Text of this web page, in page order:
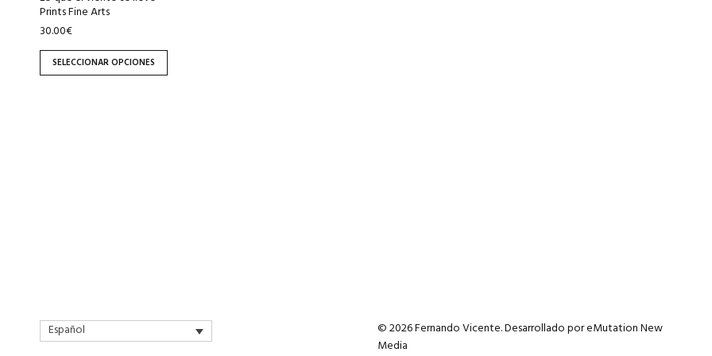
Prints Fine Arts
30.00€
SELECCIONAR OPCIONES
la
página
de
producto
Español © 2026 Fernando Vicente. Desarrollado poreMutation New
Media